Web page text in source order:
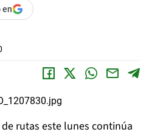
en
rutas este lunes continúa